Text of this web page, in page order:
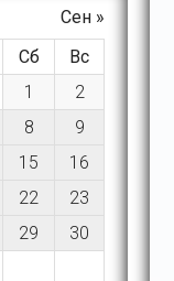
Сб
Вс
1
2
8
9
15
16
22
23
29
30
Сен »